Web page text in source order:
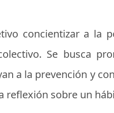
concientizar a la
Se busca
a la prevención y
reflexión sobre un